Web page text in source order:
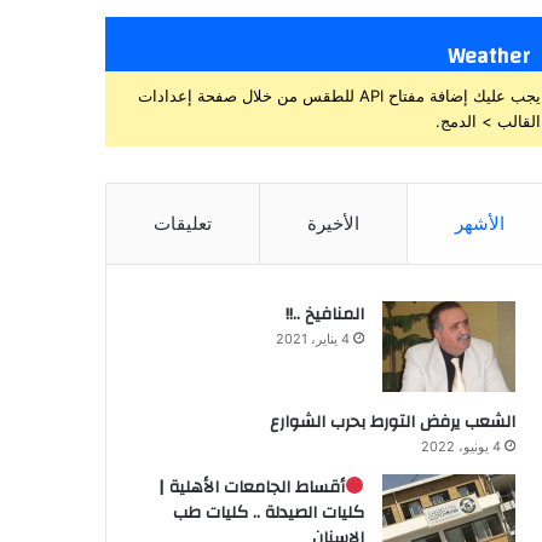
Weather
يجب عليك إضافة مفتاح API للطقس من خلال صفحة إعدادات
القالب > الدمج.
الأشهر الأخيرة تعليقات
المنافيخ ..!!
4 يناير، 2021
الشعب يرفض التورط بحرب الشوارع
4 يونيو، 2022
أقساط الجامعات الأهلية |
كليات الصيدلة .. كليات طب